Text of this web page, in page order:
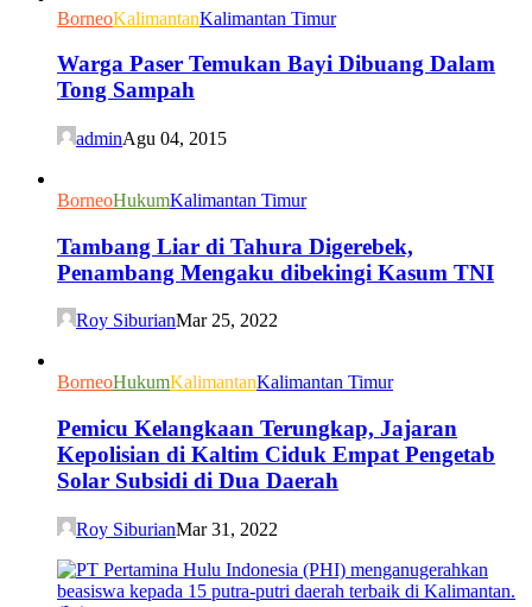
BorneoKalimantanKalimantan Timur
Warga Paser Temukan Bayi Dibuang Dalam
Tong Sampah
adminAgu 04, 2015
BorneoHukumKalimantan Timur
Tambang Liar di Tahura Digerebek,
Penambang Mengaku dibekingi Kasum TNI
Roy SiburianMar 25, 2022
BorneoHukumKalimantanKalimantan Timur
Pemicu Kelangkaan Terungkap, Jajaran
Kepolisian di Kaltim Ciduk Empat Pengetab
Solar Subsidi di Dua Daerah
Roy SiburianMar 31, 2022